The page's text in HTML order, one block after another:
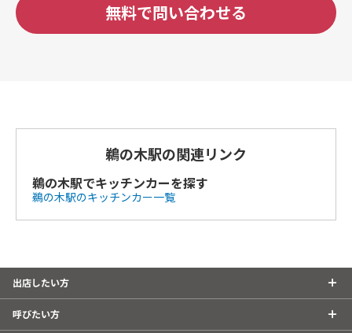
無料で問い合わせる
鵜の木駅の関連リンク
鵜の木駅でキッチンカーを探す
鵜の木駅のキッチンカー一覧
出店したい方
呼びたい方